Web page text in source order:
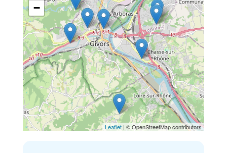
−
Leaflet | © OpenStreetMap contributors